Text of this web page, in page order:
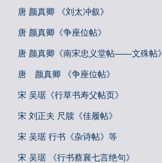
唐 颜真卿 《刘太冲叙》
唐 颜真卿《争座位帖》
唐 颜真卿《南宋忠义堂帖——文殊帖》
唐 颜真卿 《争座位帖》
宋 吴琚《行草书寿父帖页》
宋 刘正夫 尺牍《佳履帖》
宋 吴琚 行书《杂诗帖》等
宋 吴琚 《行书蔡襄七言绝句》